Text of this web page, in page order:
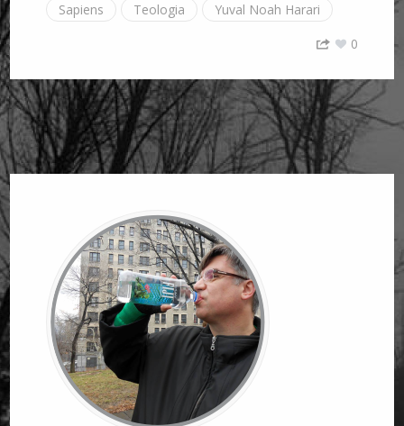
Sapiens
Teologia
Yuval Noah Harari
0